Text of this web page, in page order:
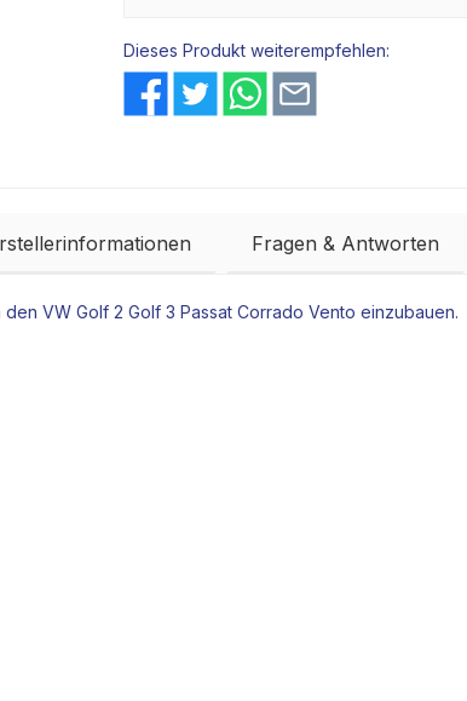
Dieses Produkt weiterempfehlen:
Fragen & Antworten
den VW Golf 2 Golf 3 Passat Corrado Vento einzubauen.